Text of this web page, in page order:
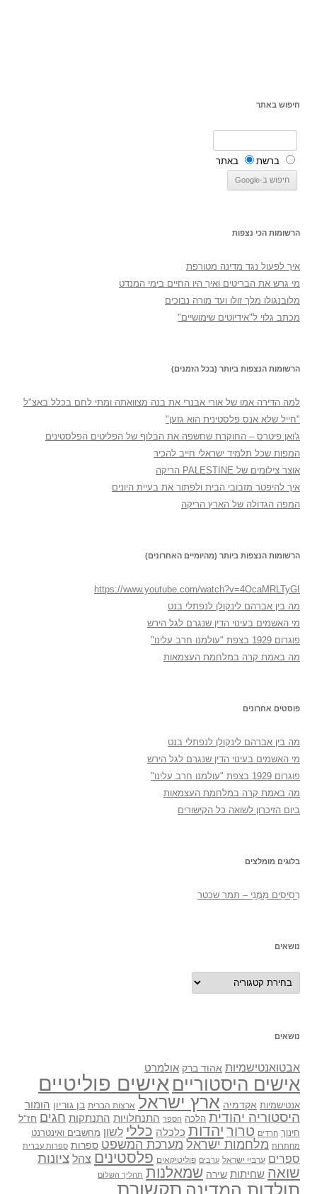
חיפוש באתר
ברשת באתר
הרשומות הכי נצפות
איך לפעול נגד מדינה מטורפת
מי גרש את הבריטים ואיך היו החיים בימי המנדט
מלובנגולו מלך זולו ועד מורה נבוכים
מכתב גלוי ל"אידיוטים שימושיים"
הרשומות הנצפות ביותר (בכל הזמנים)
למה הדירה אמו של אורי אבנרי את בנה מצוואתה ומתי לחם בכלל באצ"ל
"חייל שלא אנס פלסטינית הוא גזען"
ג'ואן פיטרס – החוקרת שחשפה את הבלוף של הפליטים הפלסטינים
המפות שכל תלמיד ישראלי חייב להכיר
אוצר צילומים של PALESTINE הריקה
איך להיפטר מזבובי הבית ולפתור את בעיית היונים
המפה הגדולה של הארץ הריקה
הרשומות הנצפות ביותר (מהיומיים האחרונים)
https://www.youtube.com/watch?v=4OcaMRLTyGI
מה בין אברהם לינקולן לנפתלי בנט
מי האשמים בעינוי הדין שנגרם לגל הירש
פוגרום 1929 בצפת "עולמנו חרב עלינו"
מה באמת קרה במלחמת העצמאות
פוסטים אחרונים
מה בין אברהם לינקולן לנפתלי בנט
מי האשמים בעינוי הדין שנגרם לגל הירש
פוגרום 1929 בצפת "עולמנו חרב עלינו"
מה באמת קרה במלחמת העצמאות
ביום הזיכרון לשואה כל הקישורים
בלוגים מומלצים
רְסִיסִים מִמֶנִי – תמר שכטר
נושאים
נושאים
נושאים
אבטואנטישמיות אהוד ברק אולמרט
אישים היסטוריים אישים פוליטיים
אנטישמיות אקדמיה ארץ ישראל ארצות הברית בן גוריון הומור
היסטוריה יהודית הלכה הספר התנחלויות התנתקות חגים חז"ל
חינוך חרדים טרור יהדות כלכלה כללי לשון מחשבים ואינטרנט
מחתרות מלחמות ישראל מערכת המשפט ספרות ספרות עברית
ספרים ערביי ישראל ערבים פוליטיקאים פלסטינים צהל ציונות
שואה שחיתות שירה שמאלנות תהליך השלום